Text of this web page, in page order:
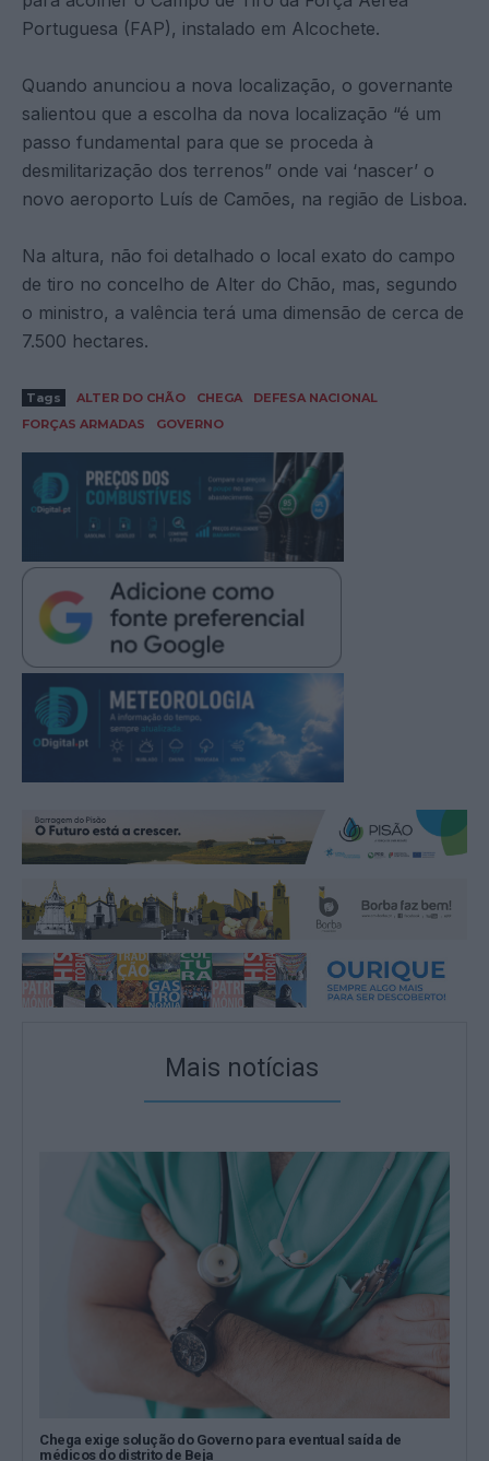
Portuguesa (FAP), instalado em Alcochete.
Quando anunciou a nova localização, o governante
salientou que a escolha da nova localização “é um
passo fundamental para que se proceda à
desmilitarização dos terrenos” onde vai ‘nascer’ o
novo aeroporto Luís de Camões, na região de Lisboa.
Na altura, não foi detalhado o local exato do campo
de tiro no concelho de Alter do Chão, mas, segundo
o ministro, a valência terá uma dimensão de cerca de
7.500 hectares.
Tags ALTER DO CHÃO CHEGA
DEFESA NACIONAL
FORÇAS ARMADAS
GOVERNO
Mais notícias
Chega exige solução do Governo para eventual saída de
médicos do distrito de Beja